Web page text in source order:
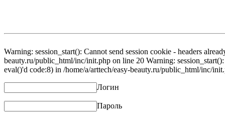
Warning: session_start(): Cannot send session cookie - headers
beauty.ru/public_html/inc/init.php on line 20 Warning:
eval()'d code:8) in /home/a/arttech/easy-beauty.ru/public_html/inc/
Логин
Пароль